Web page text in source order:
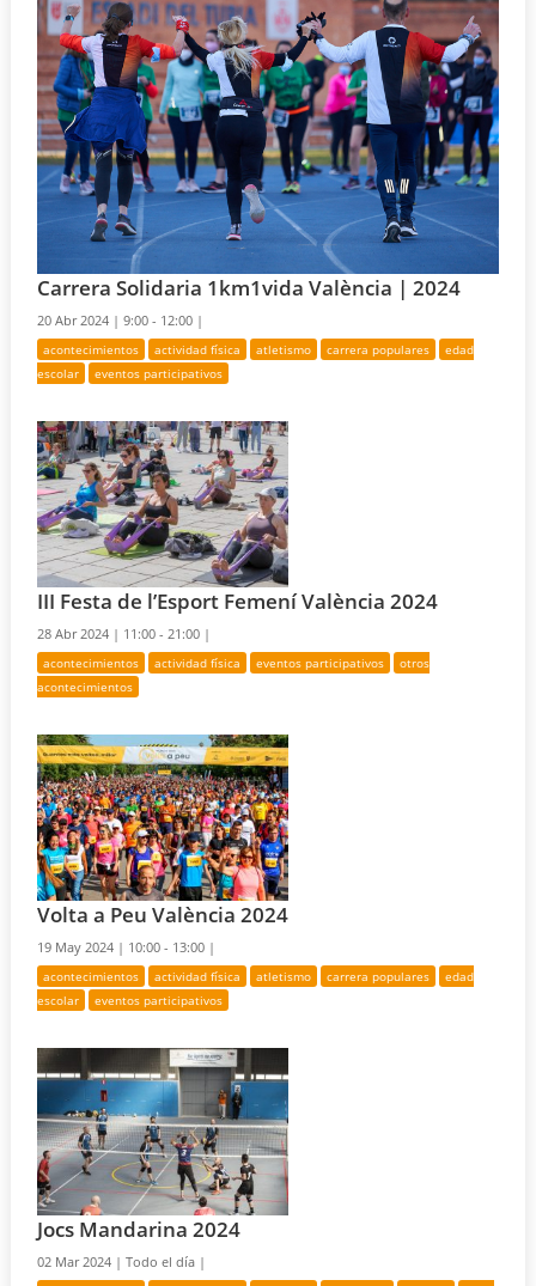
Carrera Solidaria 1km1vida València | 2024
20 Abr 2024 |9:00 - 12:00 |
acontecimientos actividad física atletismo carrera populares
edad
escolar
eventos participativos
III Festa de l’Esport Femení València 2024
28 Abr 2024 | 11:00 - 21:00 |
acontecimientos actividad física eventos participativos
otros
acontecimientos
Volta a Peu València 2024
19 May 2024 | 10:00 - 13:00 |
acontecimientos actividad física atletismo carrera populares
edad
escolar
eventos participativos
Jocs Mandarina 2024
02 Mar 2024 |Todo el día |